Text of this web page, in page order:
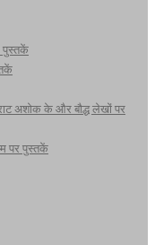
पुस्तकें
अशोक के और बौद्ध लेखों पर
पर पुस्तकें